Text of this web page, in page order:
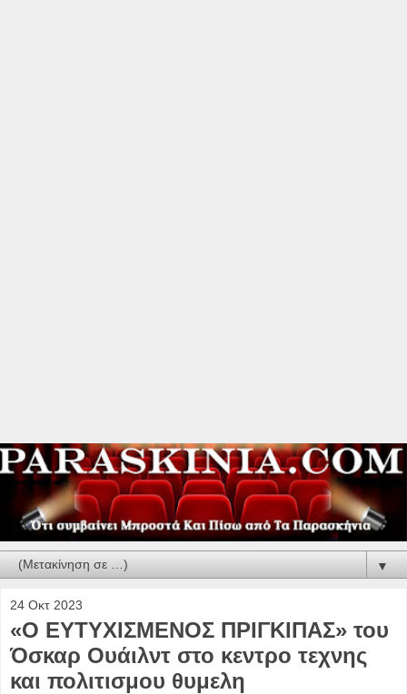
▼
24 Οκτ 2023
«Ο ΕΥΤΥΧΙΣΜΕΝΟΣ ΠΡΙΓΚΙΠΑΣ» του
Όσκαρ Ουάιλντ στο κεντρο τεχνης
και πολιτισμου θυμελη